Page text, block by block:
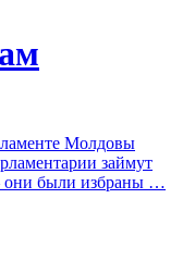
Молдовы
займут
они были избраны …